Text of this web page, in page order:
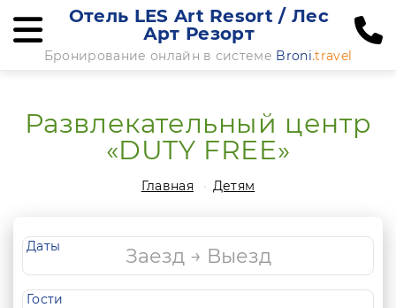
Отель LES Art Resort / Лес
Арт Резорт
Бронирование онлайн в системе Broni.travel
Развлекательный центр
«DUTY FREE»
Главная Детям
Даты
Гости